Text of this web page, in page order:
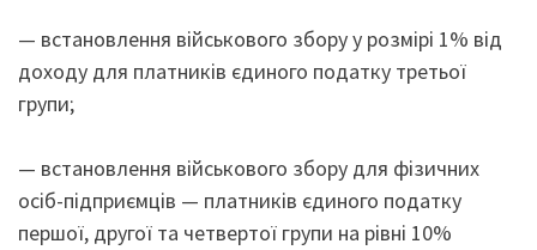
— встановлення військового збору у розмірі 1% від
доходу для платників єдиного податку третьої
групи;
— встановлення військового збору для фізичних
осіб-підприємців — платників єдиного податку
першої, другої та четвертої групи на рівні 10%